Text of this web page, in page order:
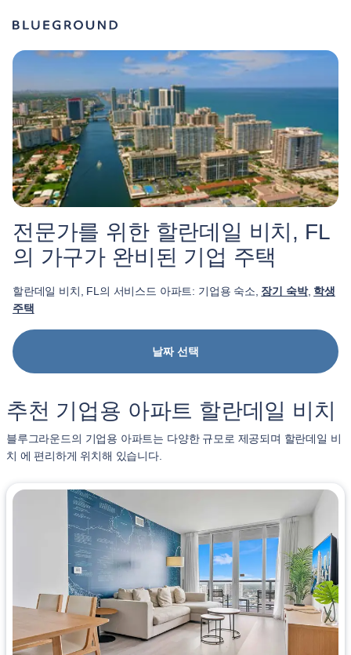
전문가를 위한 할란데일 비치, FL
의 가구가 완비된 기업 주택
할란데일 비치, FL의 서비스드 아파트: 기업용 숙소, 장기 숙박, 학생
주택
날짜 선택
추천 기업용 아파트 할란데일 비치
블루그라운드의 기업용 아파트는 다양한 규모로 제공되며 할란데일 비
치 에 편리하게 위치해 있습니다.